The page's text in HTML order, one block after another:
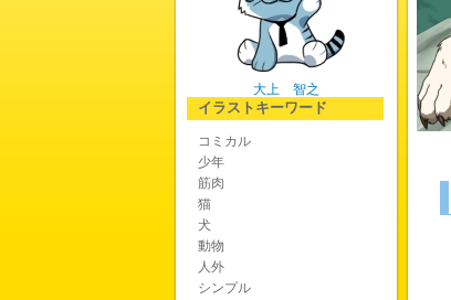
大上 智之
イラストキーワード
コミカル
少年
筋肉
猫
犬
動物
人外
シンプル